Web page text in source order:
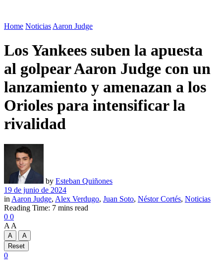
Home Noticias Aaron Judge
Los Yankees suben la apuesta
al golpear Aaron Judge con un
lanzamiento y amenazan a los
Orioles para intensificar la
rivalidad
by Esteban Quiñones
19 de junio de 2024
in Aaron Judge, Alex Verdugo, Juan Soto, Néstor Cortés, Noticias
Reading Time: 7 mins read
0 0
A A
A
A
Reset
0